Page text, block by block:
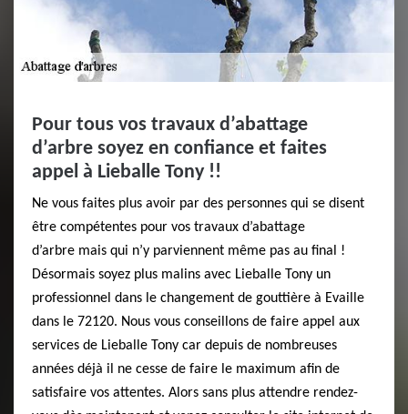
Pour tous vos travaux d’abattage
d’arbre soyez en confiance et faites
appel à Lieballe Tony !!
Ne vous faites plus avoir par des personnes qui se disent
être compétentes pour vos travaux d’abattage
d’arbre mais qui n’y parviennent même pas au final !
Désormais soyez plus malins avec Lieballe Tony un
professionnel dans le changement de gouttière à Evaille
dans le 72120. Nous vous conseillons de faire appel aux
services de Lieballe Tony car depuis de nombreuses
années déjà il ne cesse de faire le maximum afin de
satisfaire vos attentes. Alors sans plus attendre rendez-